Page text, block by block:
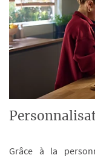
Grâce à la